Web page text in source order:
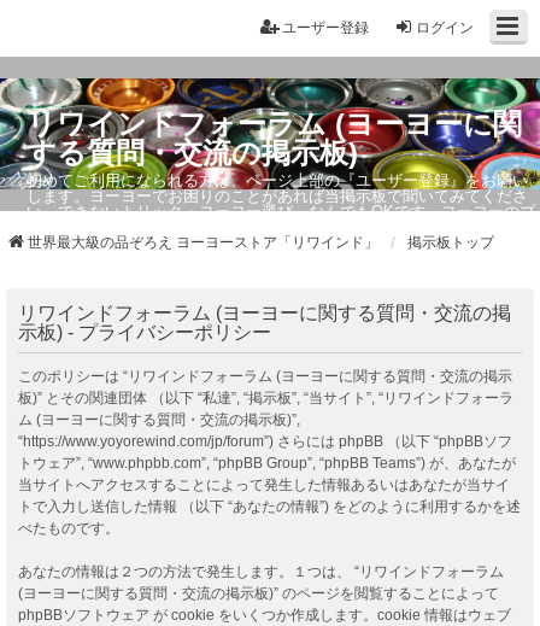
ログイン
ユーザー登録
リワインドフォーラム (ヨーヨーに関
する質問・交流の掲示板)
初めてご利用になられる方は、ページ上部の『ユーザー登録』をお願い
します。ヨーヨーでお困りのことがあれば当掲示板で聞いてみてくださ
い。できないトリック・ヨーヨー選び、なんでもOKです。ヨーヨーのプ
世界最大級の品ぞろえ ヨーヨーストア「リワインド」 掲示板トップ
リワインドフォーラム (ヨーヨーに関する質問・交流の掲
示板) - プライバシーポリシー
このポリシーは “リワインドフォーラム (ヨーヨーに関する質問・交流の掲示
板)” とその関連団体 （以下 “私達”, “掲示板”, “当サイト”, “リワインドフォーラ
ム (ヨーヨーに関する質問・交流の掲示板)”,
“https://www.yoyorewind.com/jp/forum”) さらには phpBB （以下 “phpBBソフ
トウェア”, “www.phpbb.com”, “phpBB Group”, “phpBB Teams”) が、あなたが
当サイトへアクセスすることによって発生した情報あるいはあなたが当サイ
トで入力し送信した情報 （以下 “あなたの情報”) をどのように利用するかを述
べたものです。
あなたの情報は２つの方法で発生します。１つは、 “リワインドフォーラム
(ヨーヨーに関する質問・交流の掲示板)” のページを閲覧することによって
phpBBソフトウェア が cookie をいくつか作成します。cookie 情報はウェブ